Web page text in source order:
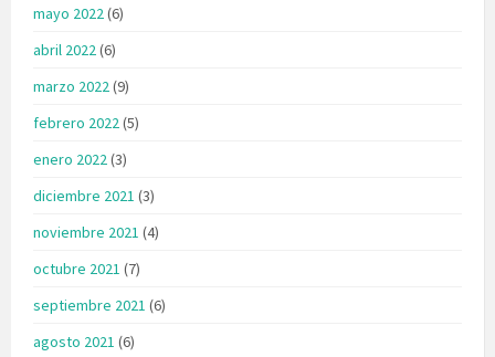
mayo 2022(6)
abril 2022(6)
marzo 2022(9)
febrero 2022(5)
enero 2022(3)
diciembre 2021 (3)
noviembre 2021 (4)
octubre 2021 (7)
septiembre 2021 (6)
agosto 2021 (6)